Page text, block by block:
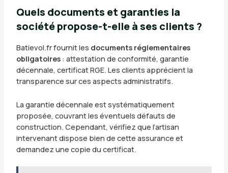
Quels documents et garanties la
société propose-t-elle à ses clients ?
Batievol.fr fournit les documents réglementaires
obligatoires: attestation de conformité, garantie
décennale, certificat RGE. Les clients apprécient la
transparence sur ces aspects administratifs.
La garantie décennale est systématiquement
proposée, couvrant les éventuels défauts de
construction. Cependant, vérifiez que l’artisan
intervenant dispose bien de cette assurance et
demandez une copie du certificat.